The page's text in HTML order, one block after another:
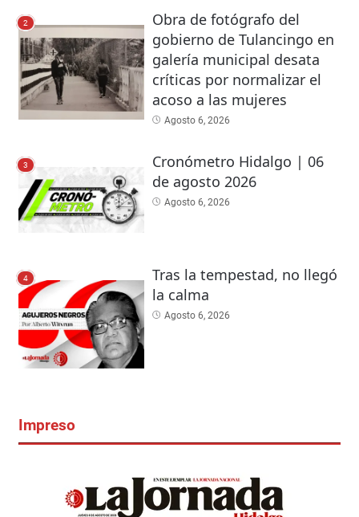
2
Obra de fotógrafo del
gobierno de Tulancingo en
galería municipal desata
críticas por normalizar el
acoso a las mujeres
Agosto 6, 2026
3
Cronómetro Hidalgo | 06
de agosto 2026
Agosto 6, 2026
4
Tras la tempestad, no llegó
la calma
Agosto 6, 2026
Impreso